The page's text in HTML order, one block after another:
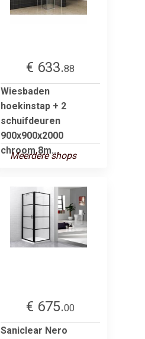
€ 633.88
Wiesbaden
hoekinstap + 2
schuifdeuren
900x900x2000
chroom 8m...
Meerdere shops
€ 675.00
Saniclear Nero